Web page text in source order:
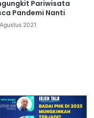
Pariwisata
Pandemi Nanti
2021